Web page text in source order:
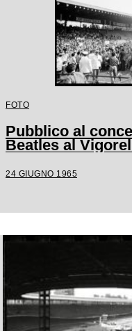
FOTO
Pubblico al
Beatles al
24 GIUGNO 1965